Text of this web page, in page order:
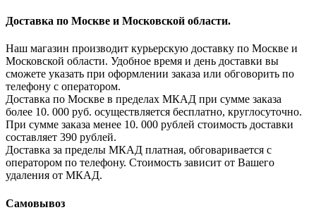
Доставка по Москве и Московской области.
Наш магазин производит курьерскую доставку по Москве и
Московской области. Удобное время и день доставки вы
сможете указать при оформлении заказа или обговорить по
телефону с оператором.
Доставка по Москве в пределах МКАД при сумме заказа
более 10. 000 руб. осуществляется бесплатно, круглосуточно.
При сумме заказа менее 10. 000 рублей стоимость доставки
составляет 390 рублей.
Доставка за пределы МКАД платная, обговаривается с
оператором по телефону. Стоимость зависит от Вашего
удаления от МКАД.
Самовывоз